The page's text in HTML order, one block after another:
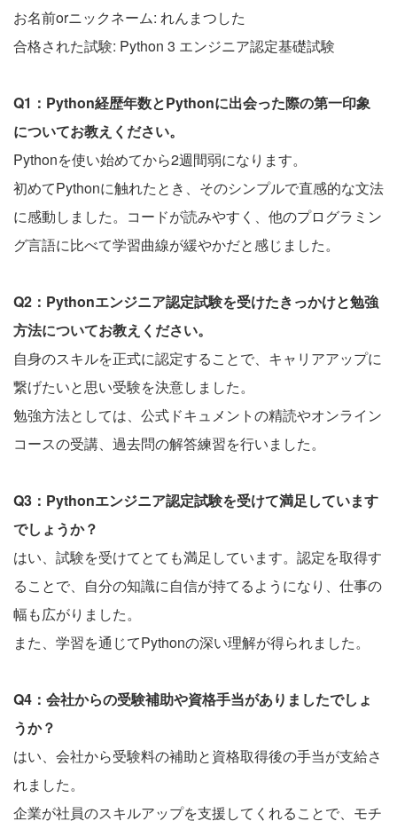
お名前orニックネーム: れんまつした
合格された試験: Python 3 エンジニア認定基礎試験
Q1：Python経歴年数とPythonに出会った際の第一印象
についてお教えください。
Pythonを使い始めてから2週間弱になります。
初めてPythonに触れたとき、そのシンプルで直感的な文法
に感動しました。コードが読みやすく、他のプログラミン
グ言語に比べて学習曲線が緩やかだと感じました。
Q2：Pythonエンジニア認定試験を受けたきっかけと勉強
方法についてお教えください。
自身のスキルを正式に認定することで、キャリアアップに
繋げたいと思い受験を決意しました。
勉強方法としては、公式ドキュメントの精読やオンライン
コースの受講、過去問の解答練習を行いました。
Q3：Pythonエンジニア認定試験を受けて満足しています
でしょうか？
はい、試験を受けてとても満足しています。認定を取得す
ることで、自分の知識に自信が持てるようになり、仕事の
幅も広がりました。
また、学習を通じてPythonの深い理解が得られました。
Q4：会社からの受験補助や資格手当がありましたでしょ
うか？
はい、会社から受験料の補助と資格取得後の手当が支給さ
れました。
企業が社員のスキルアップを支援してくれることで、モチ